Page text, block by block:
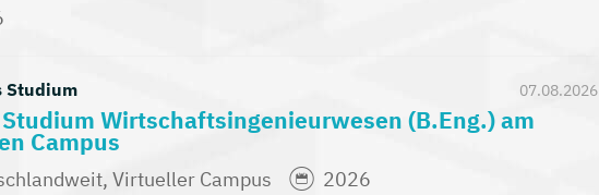
07.08.2026
Studium
Wirtschaftsingenieurwesen (B.Eng.) am
Campus
Virtueller Campus 2026